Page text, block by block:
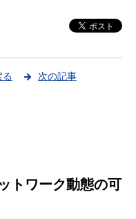
る 次の記事
トワーク動態の可